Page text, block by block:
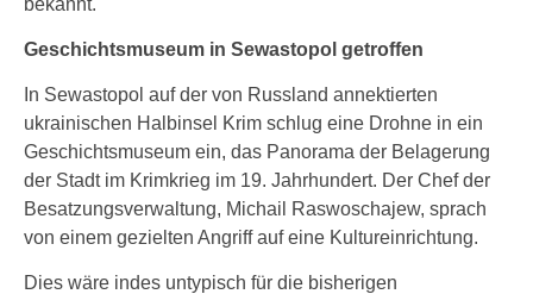
bekannt.
Geschichtsmuseum in Sewastopol getroffen
In Sewastopol auf der von Russland annektierten
ukrainischen Halbinsel Krim schlug eine Drohne in ein
Geschichtsmuseum ein, das Panorama der Belagerung
der Stadt im Krimkrieg im 19. Jahrhundert. Der Chef der
Besatzungsverwaltung, Michail Raswoschajew, sprach
von einem gezielten Angriff auf eine Kultureinrichtung.
Dies wäre indes untypisch für die bisherigen